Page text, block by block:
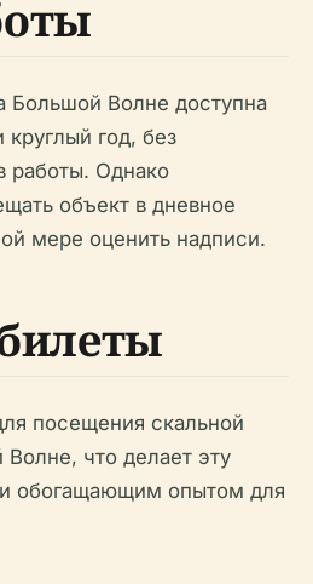
Большой Волне доступна
год, без
работы. Однако
объект в дневное
мере оценить надписи.
посещения скальной
что делает эту
обогащающим опытом для